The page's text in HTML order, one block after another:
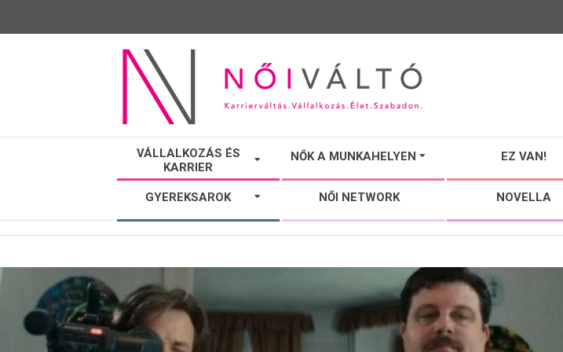
NŐI
VÁLTÓ
VÁLLALKOZÁS ÉS
KARRIER
NŐK A MUNKAHELYEN EZ VAN!
GYEREKSAROK NŐI NETWORK NOVELLA